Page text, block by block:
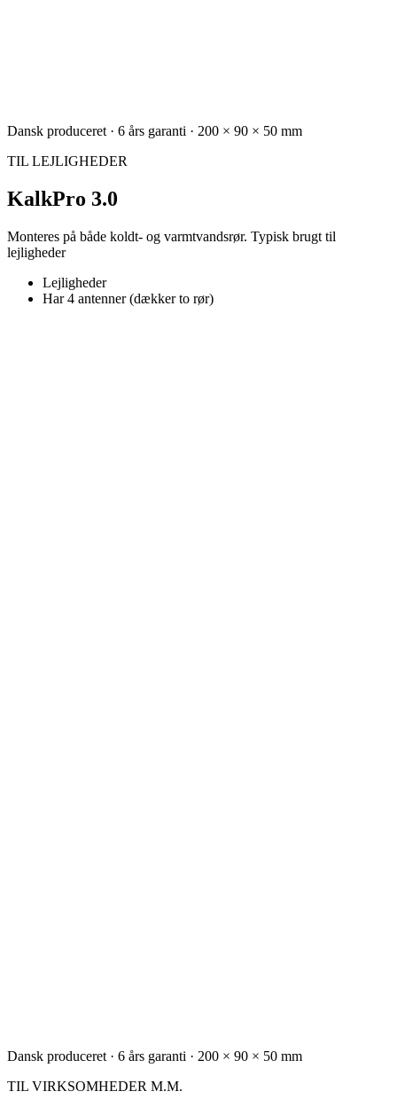
Dansk produceret · 6 års garanti · 200 × 90 × 50 mm
TIL LEJLIGHEDER
KalkPro 3.0
Monteres på både koldt- og varmtvandsrør. Typisk brugt til
lejligheder
Lejligheder
Har 4 antenner (dækker to rør)
Dansk produceret · 6 års garanti · 200 × 90 × 50 mm
TIL VIRKSOMHEDER M.M.